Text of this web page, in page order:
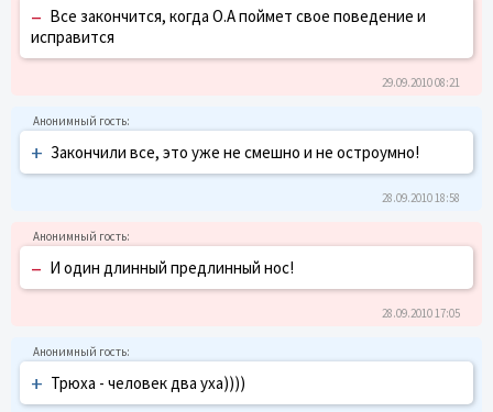
– Все закончится, когда О.А поймет свое поведение и
исправится
29.09.2010 08:21
+ Закончили все, это уже не смешно и не остроумно!
28.09.2010 18:58
– И один длинный предлинный нос!
28.09.2010 17:05
+ Трюха - человек два уха))))